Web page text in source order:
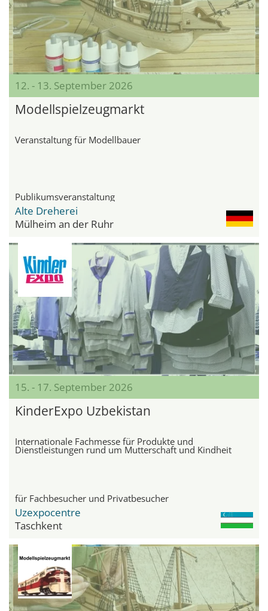
12. - 13. September 2026
Modellspielzeugmarkt
Veranstaltung für Modellbauer
Publikumsveranstaltung
Alte Dreherei
Mülheim an der Ruhr
15. - 17. September 2026
KinderExpo Uzbekistan
Internationale Fachmesse für Produkte und
Dienstleistungen rund um Mutterschaft und Kindheit
für Fachbesucher und Privatbesucher
Uzexpocentre
Taschkent